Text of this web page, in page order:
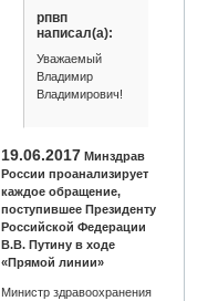
рпвп
написал(а):
Уважаемый
Владимир
Владимирович!
19.06.2017 Минздрав
России проанализирует
каждое обращение,
поступившее Президенту
Российской Федерации
В.В. Путину в ходе
«Прямой линии»
Министр здравоохранения